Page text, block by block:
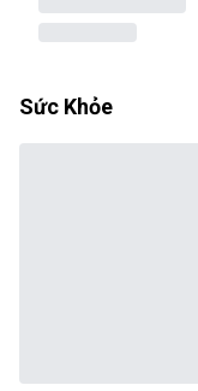
Sức Khỏe